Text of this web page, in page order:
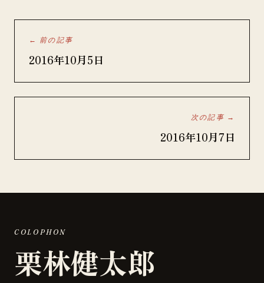
← 前の記事
2016年10月5日
次の記事 →
2016年10月7日
COLOPHON
栗林健太郎